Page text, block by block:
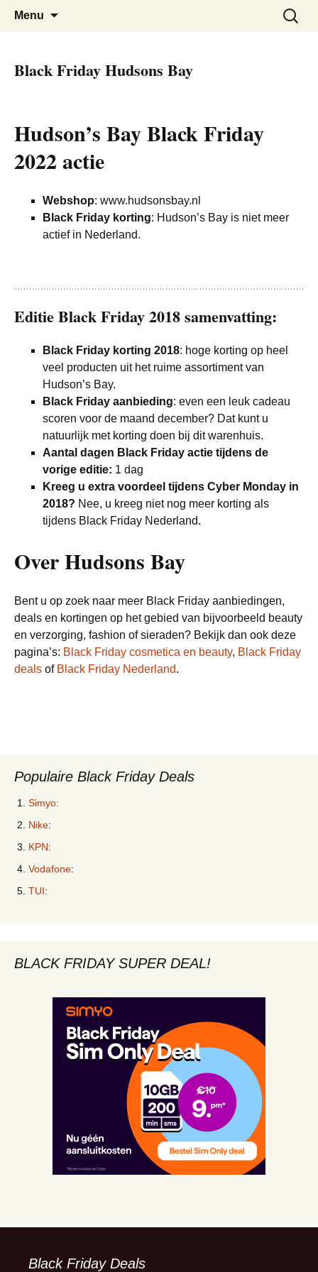
Black Friday Super SALE
De beste kortingen bij elkaar!
Menu
Zoeken
naar:
Black Friday Hudsons Bay
Hudson’s Bay Black Friday
2022 actie
Webshop: www.hudsonsbay.nl
Black Friday korting: Hudson’s Bay is niet meer
actief in Nederland.
Editie Black Friday 2018 samenvatting:
Black Friday korting 2018: hoge korting op heel
veel producten uit het ruime assortiment van
Hudson’s Bay.
Black Friday aanbieding: even een leuk cadeau
scoren voor de maand december? Dat kunt u
natuurlijk met korting doen bij dit warenhuis.
Aantal dagen Black Friday actie tijdens de
vorige editie: 1 dag
Kreeg u extra voordeel tijdens Cyber Monday in
2018? Nee, u kreeg niet nog meer korting als
tijdens Black Friday Nederland.
Over Hudsons Bay
Bent u op zoek naar meer Black Friday aanbiedingen,
deals en kortingen op het gebied van bijvoorbeeld beauty
en verzorging, fashion of sieraden? Bekijk dan ook deze
pagina’s: Black Friday cosmetica en beauty, Black Friday
deals of Black Friday Nederland.
Populaire Black Friday Deals
Simyo:
Nike:
KPN:
Vodafone:
TUI:
BLACK FRIDAY SUPER DEAL!
Black Friday Deals